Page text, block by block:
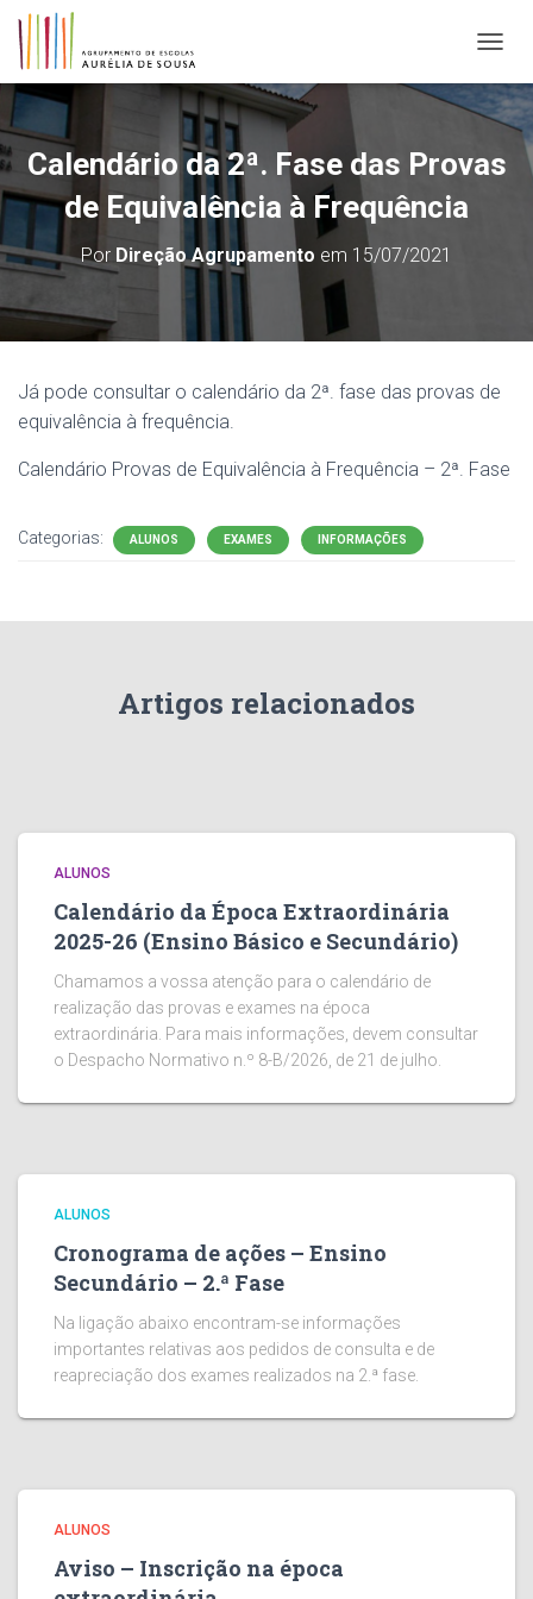
Calendário da 2ª. Fase das Provas
de Equivalência à Frequência
Por Direção Agrupamento em 15/07/2021
Já pode consultar o calendário da 2ª. fase das provas de
equivalência à frequência.
Calendário Provas de Equivalência à Frequência – 2ª. Fase
Categorias: ALUNOS EXAMES INFORMAÇÕES
Artigos relacionados
ALUNOS
Calendário da Época Extraordinária
2025-26 (Ensino Básico e Secundário)
Chamamos a vossa atenção para o calendário de
realização das provas e exames na época
extraordinária. Para mais informações, devem consultar
o Despacho Normativo n.º 8-B/2026, de 21 de julho.
ALUNOS
Cronograma de ações – Ensino
Secundário – 2.ª Fase
Na ligação abaixo encontram-se informações
importantes relativas aos pedidos de consulta e de
reapreciação dos exames realizados na 2.ª fase.
ALUNOS
Aviso – Inscrição na época